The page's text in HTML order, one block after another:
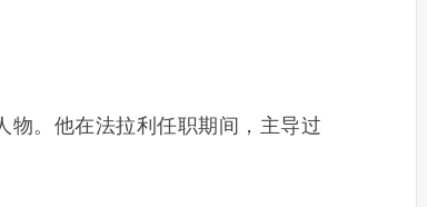
物。他在法拉利任职期间，主导过